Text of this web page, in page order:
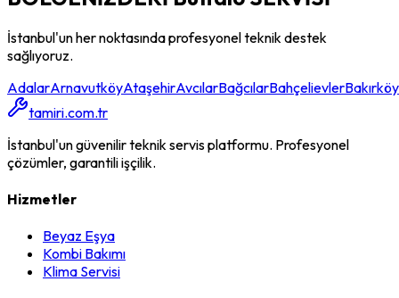
İstanbul'un her noktasında profesyonel teknik destek
sağlıyoruz.
AdalarArnavutköyAtaşehirAvcılarBağcılarBahçelievlerBakırköy
tamiri.com.tr
İstanbul'un güvenilir teknik servis platformu. Profesyonel
çözümler, garantili işçilik.
Hizmetler
Beyaz Eşya
Kombi Bakımı
Klima Servisi